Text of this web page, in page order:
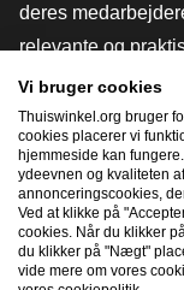
deres
relevante og
tillidsmærker,
og rådgivning,
og har vores egen
Academy.
Naviger hurtigt
Vi bruger cookies
Thuiswinkel.org bruger
cookies placerer vi
hjemmeside kan
ydeevnen og kvaliteten
annonceringscookies,
Ved at klikke på
cookies. Når du klikker
du klikker på "Nægt"
vide mere om vores